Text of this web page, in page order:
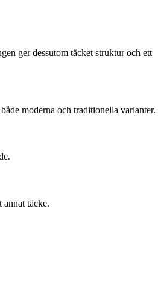
ger dessutom täcket struktur och ett
moderna och traditionella varianter.
täcke.